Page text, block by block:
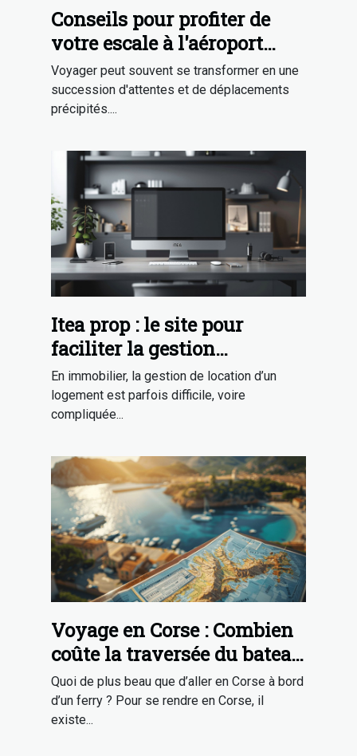
Conseils pour profiter de
votre escale à l'aéroport
international de Singapour
Voyager peut souvent se transformer en une
succession d'attentes et de déplacements
précipités....
Itea prop : le site pour
faciliter la gestion
d’hébergement en gîtes
En immobilier, la gestion de location d’un
logement est parfois difficile, voire
compliquée...
Voyage en Corse : Combien
coûte la traversée du bateau
?
Quoi de plus beau que d’aller en Corse à bord
d’un ferry ? Pour se rendre en Corse, il
existe...